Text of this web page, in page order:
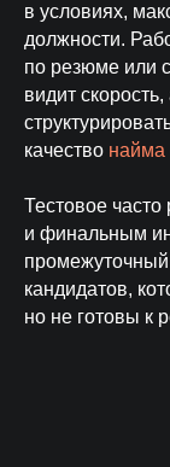
в условиях,
должности.
по резюме или
видит
качество найма
Тестовое
и финальным
кандидатов,
но не готовы к